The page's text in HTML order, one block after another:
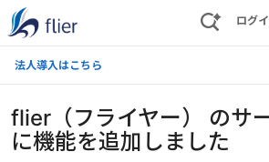
ログ
法人導入はこちら
flier（フライヤー） のサ
に機能を追加しました